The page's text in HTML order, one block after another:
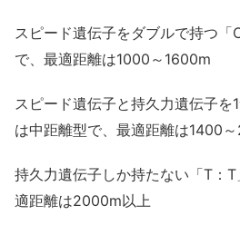
スピード遺伝子をダブルで持つ「
で、最適距離は1000～1600m
スピード遺伝子と持久力遺伝子を
は中距離型で、最適距離は1400
持久力遺伝子しか持たない「T：
適距離は2000m以上